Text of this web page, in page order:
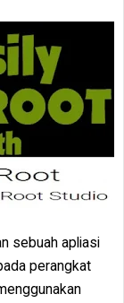
sebuah apliasi
perangkat